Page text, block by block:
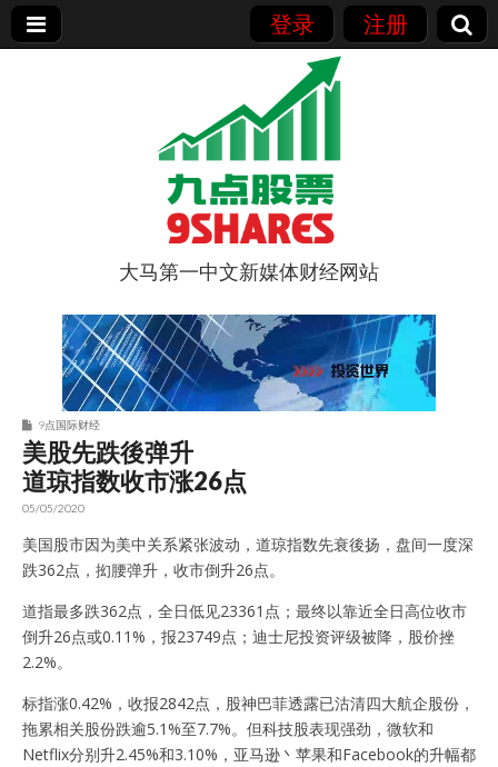
登录 注册
9点股票
大马第一中文新媒体财经网站
9点国际财经
美股先跌後弹升
道琼指数收市涨26点
05/05/2020
美国股市因为美中关系紧张波动，道琼指数先衰後扬，盘间一度深
跌362点，抝腰弹升，收市倒升26点。
道指最多跌362点，全日低见23361点；最终以靠近全日高位收市
倒升26点或0.11%，报23749点；迪士尼投资评级被降，股价挫
2.2%。
标指涨0.42%，收报2842点，股神巴菲透露已沽清四大航企股份，
拖累相关股份跌逾5.1%至7.7%。但科技股表现强劲，微软和
Netflix分别升2.45%和3.10%，亚马逊丶苹果和Facebook的升幅都